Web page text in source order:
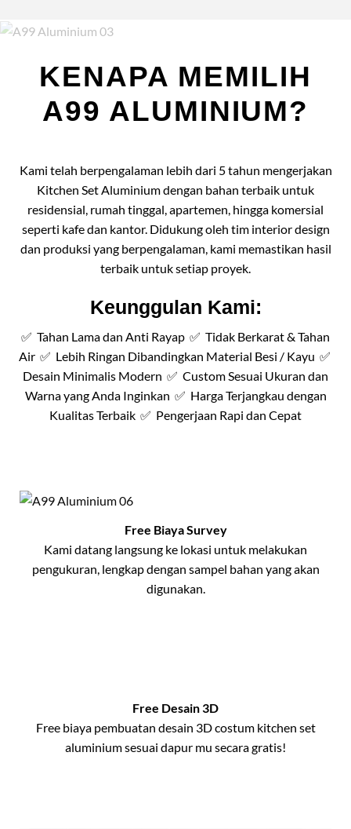
KENAPA MEMILIH
A99 ALUMINIUM?
Kami telah berpengalaman lebih dari 5 tahun mengerjakan
Kitchen Set Aluminium dengan bahan terbaik untuk
residensial, rumah tinggal, apartemen, hingga komersial
seperti kafe dan kantor. Didukung oleh tim interior design
dan produksi yang berpengalaman, kami memastikan hasil
terbaik untuk setiap proyek.
Keunggulan Kami:
✅ Tahan Lama dan Anti Rayap ✅ Tidak Berkarat & Tahan
Air ✅ Lebih Ringan Dibandingkan Material Besi / Kayu ✅
Desain Minimalis Modern ✅ Custom Sesuai Ukuran dan
Warna yang Anda Inginkan ✅ Harga Terjangkau dengan
Kualitas Terbaik ✅ Pengerjaan Rapi dan Cepat
Free Biaya Survey
Kami datang langsung ke lokasi untuk melakukan
pengukuran, lengkap dengan sampel bahan yang akan
digunakan.
Free Desain 3D
Free biaya pembuatan desain 3D costum kitchen set
aluminium sesuai dapur mu secara gratis!